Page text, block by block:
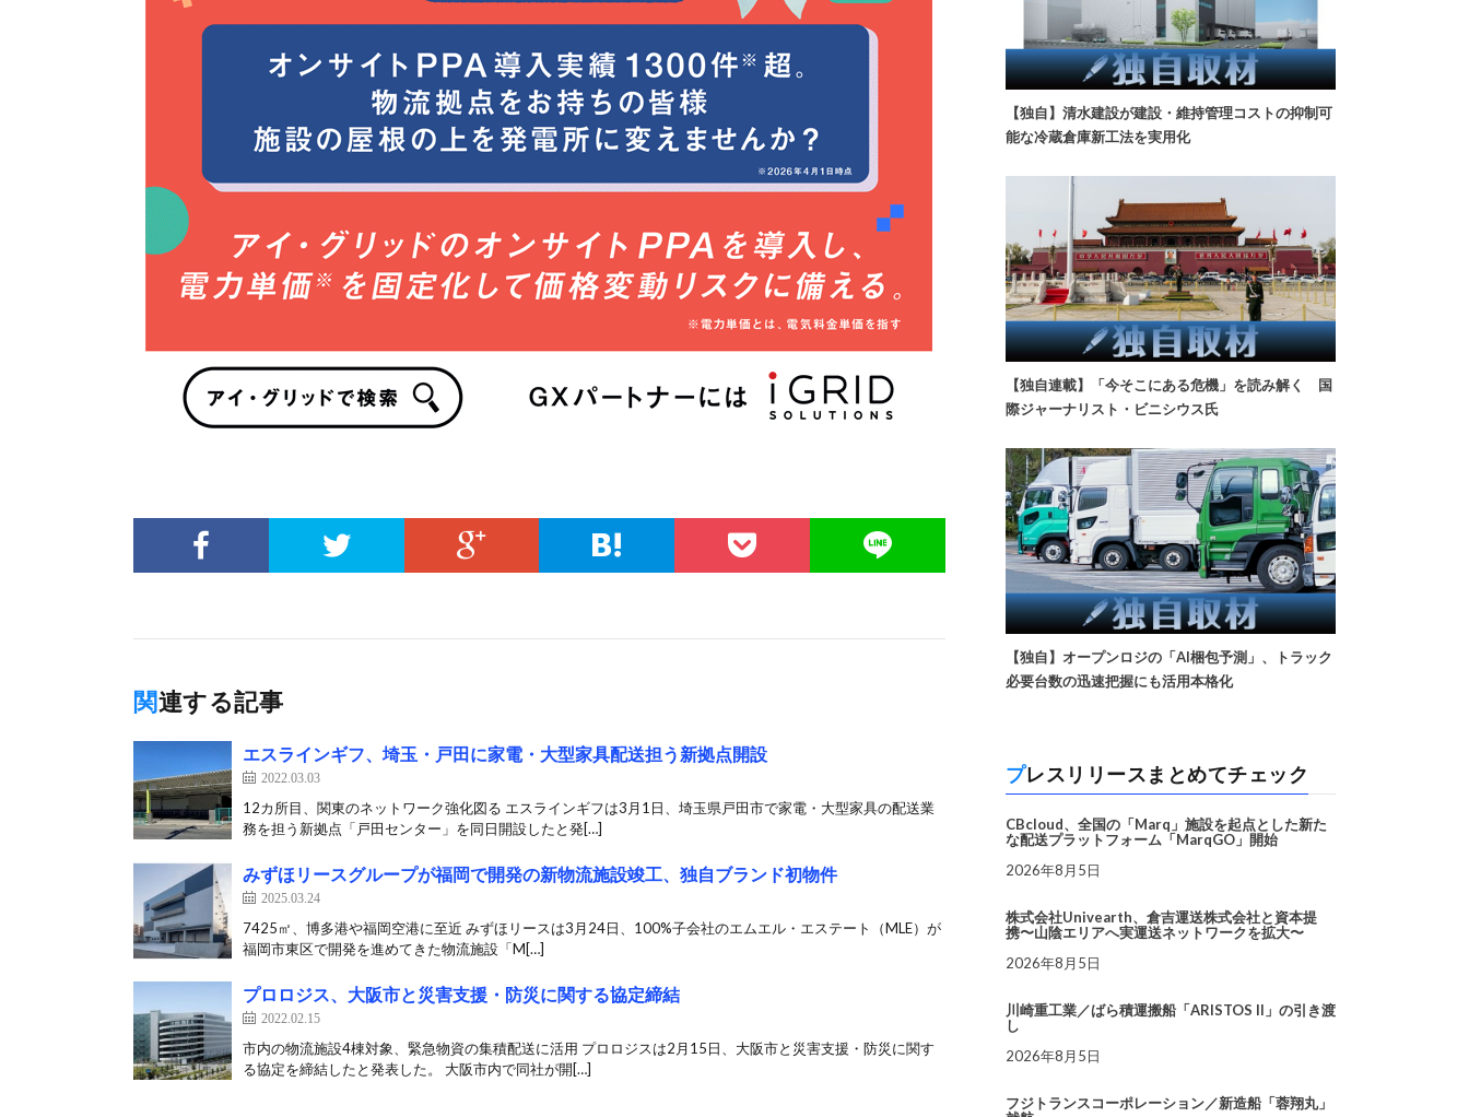
関連する記事
エスラインギフ、埼玉・戸田に家電・大型家具配送担う新拠点開設
2022.03.03
12カ所目、関東のネットワーク強化図る エスラインギフは3月1日、埼玉県戸田市で家電・大型家具の配送業
務を担う新拠点「戸田センター」を同日開設したと発[…]
みずほリースグループが福岡で開発の新物流施設竣工、独自ブランド初物件
2025.03.24
7425㎡、博多港や福岡空港に至近 みずほリースは3月24日、100%子会社のエムエル・エステート（MLE）が
福岡市東区で開発を進めてきた物流施設「M[…]
プロロジス、大阪市と災害支援・防災に関する協定締結
2022.02.15
市内の物流施設4棟対象、緊急物資の集積配送に活用 プロロジスは2月15日、大阪市と災害支援・防災に関す
る協定を締結したと発表した。 大阪市内で同社が開[…]
【独自】清水建設が建設・維持管理コストの抑制可
能な冷蔵倉庫新工法を実用化
【独自連載】「今そこにある危機」を読み解く 国
際ジャーナリスト・ビニシウス氏
【独自】オープンロジの「AI梱包予測」、トラック
必要台数の迅速把握にも活用本格化
プレスリリースまとめてチェック
CBcloud、全国の「Marq」施設を起点とした新た
な配送プラットフォーム「MarqGO」開始
2026年8月5日
株式会社Univearth、倉吉運送株式会社と資本提
携〜山陰エリアへ実運送ネットワークを拡大〜
2026年8月5日
川崎重工業／ばら積運搬船「ARISTOS II」の引き渡
し
2026年8月5日
フジトランスコーポレーション／新造船「蓉翔丸」